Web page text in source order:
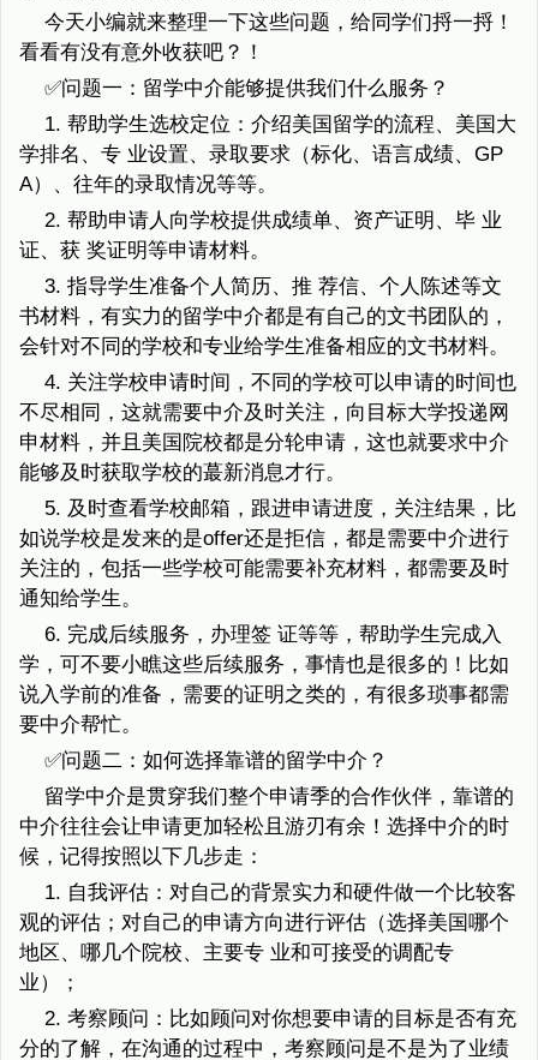
今天小编就来整理一下这些问题，给同学们捋一捋！
看看有没有意外收获吧？！
✅问题一：留学中介能够提供我们什么服务？
1. 帮助学生选校定位：介绍美国留学的流程、美国大
学排名、专 业设置、录取要求（标化、语言成绩、GP
A）、往年的录取情况等等。
2. 帮助申请人向学校提供成绩单、资产证明、毕 业
证、获 奖证明等申请材料。
3. 指导学生准备个人简历、推 荐信、个人陈述等文
书材料，有实力的留学中介都是有自己的文书团队的，
会针对不同的学校和专业给学生准备相应的文书材料。
4. 关注学校申请时间，不同的学校可以申请的时间也
不尽相同，这就需要中介及时关注，向目标大学投递网
申材料，并且美国院校都是分轮申请，这也就要求中介
能够及时获取学校的蕞新消息才行。
5. 及时查看学校邮箱，跟进申请进度，关注结果，比
如说学校是发来的是offer还是拒信，都是需要中介进行
关注的，包括一些学校可能需要补充材料，都需要及时
通知给学生。
6. 完成后续服务，办理签 证等等，帮助学生完成入
学，可不要小瞧这些后续服务，事情也是很多的！比如
说入学前的准备，需要的证明之类的，有很多琐事都需
要中介帮忙。
✅问题二：如何选择靠谱的留学中介？
留学中介是贯穿我们整个申请季的合作伙伴，靠谱的
中介往往会让申请更加轻松且游刃有余！选择中介的时
候，记得按照以下几步走：
1. 自我评估：对自己的背景实力和硬件做一个比较客
观的评估；对自己的申请方向进行评估（选择美国哪个
地区、哪几个院校、主要专 业和可接受的调配专
业）；
2. 考察顾问：比如顾问对你想要申请的目标是否有充
分的了解，在沟通的过程中，考察顾问是不是为了业绩